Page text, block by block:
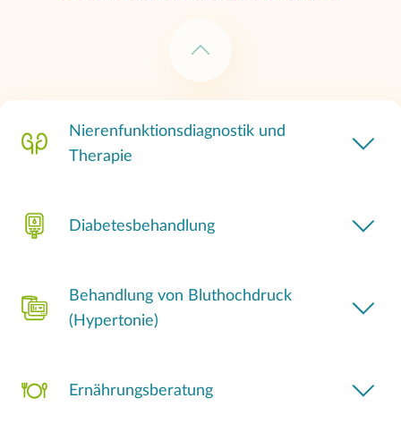
Nierenfunktionsdiagnostik und
Therapie
Diabetesbehandlung
Behandlung von Bluthochdruck
(Hypertonie)
Ernährungsberatung